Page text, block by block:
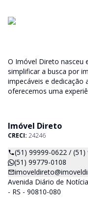
O Imóvel Direto nasceu
simplificar a busca por
impecáveis e dedicação
oferecemos uma
Imóvel Direto
CRECI: 24246
(51)
(51) 99779-0108
Avenida Diário de
- RS - 90810-080